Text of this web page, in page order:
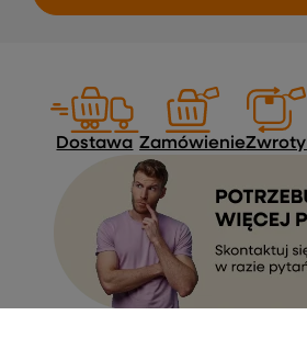
Dostawa ZamówienieZwroty